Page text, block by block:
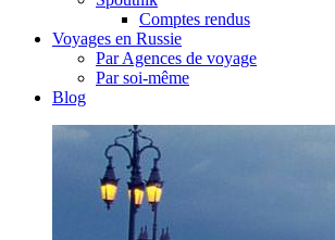
Comptes rendus
Voyages en Russie
Par Agences de voyage
Par soi-même
Blog